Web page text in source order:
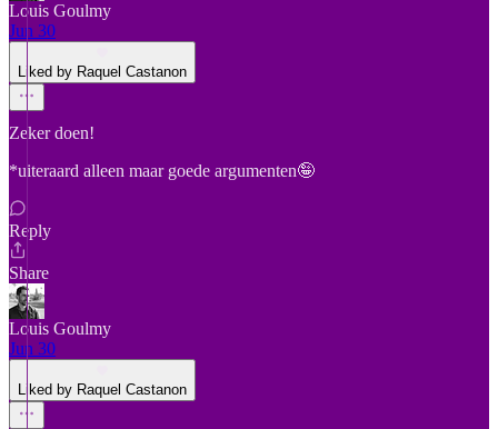
Louis Goulmy
Jun 30
Liked by Raquel Castanon
Zeker doen!
*uiteraard alleen maar goede argumenten🤪
Reply
Share
Louis Goulmy
Jun 30
Liked by Raquel Castanon